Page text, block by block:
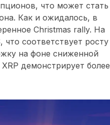
, что может стать
Как и ожидалось, в
Christmas rally. На
, что соответствует росту
на фоне сниженной
XRP демонстрирует более